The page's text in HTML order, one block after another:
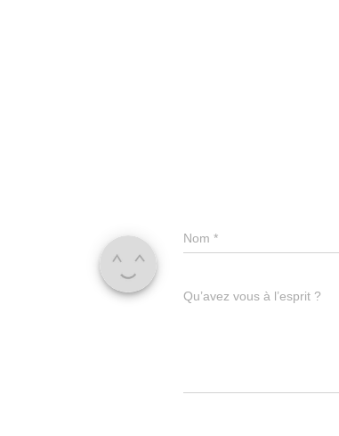
Nom *
Qu’avez vous à l’esprit ?